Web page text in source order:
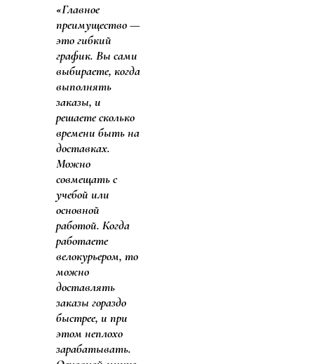
«Главное
преимущество —
это гибкий
график. Вы сами
выбираете, когда
выполнять
заказы, и
решаете сколько
времени быть на
доставках.
Можно
совмещать с
учебой или
основной
работой. Когда
работаете
велокурьером, то
можно
доставлять
заказы гораздо
быстрее, и при
этом неплохо
зарабатывать.